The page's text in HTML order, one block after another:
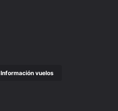
Información vuelos